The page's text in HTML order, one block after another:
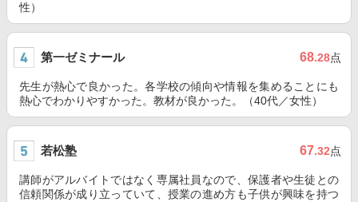
性）
第一ゼミナール 68.28点
先生が熱心で良かった。各学校の傾向や情報を集めることにも
熱心でわかりやすかった。教材が良かった。（40代／女性）
若松塾 67.32点
講師がアルバイトではなく専属社員なので、保護者や生徒との
信頼関係が成り立っていて、授業の進め方も子供が興味を持つ